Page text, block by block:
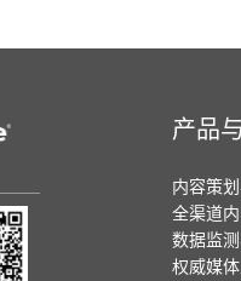
产品
内容策
全渠道
数据监
权威媒